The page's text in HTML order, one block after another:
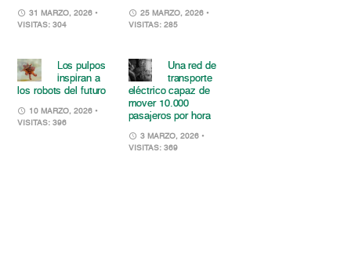
31 MARZO, 2026 •
VISITAS: 304
25 MARZO, 2026 •
VISITAS: 285
Los pulpos
inspiran a
los robots del futuro
10 MARZO, 2026 •
VISITAS: 396
Una red de
transporte
eléctrico capaz de
mover 10.000
pasajeros por hora
3 MARZO, 2026 •
VISITAS: 369